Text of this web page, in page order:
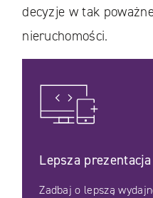
decyzje w tak
nieruchomości.
Lepsza
Zadbaj o lepszą